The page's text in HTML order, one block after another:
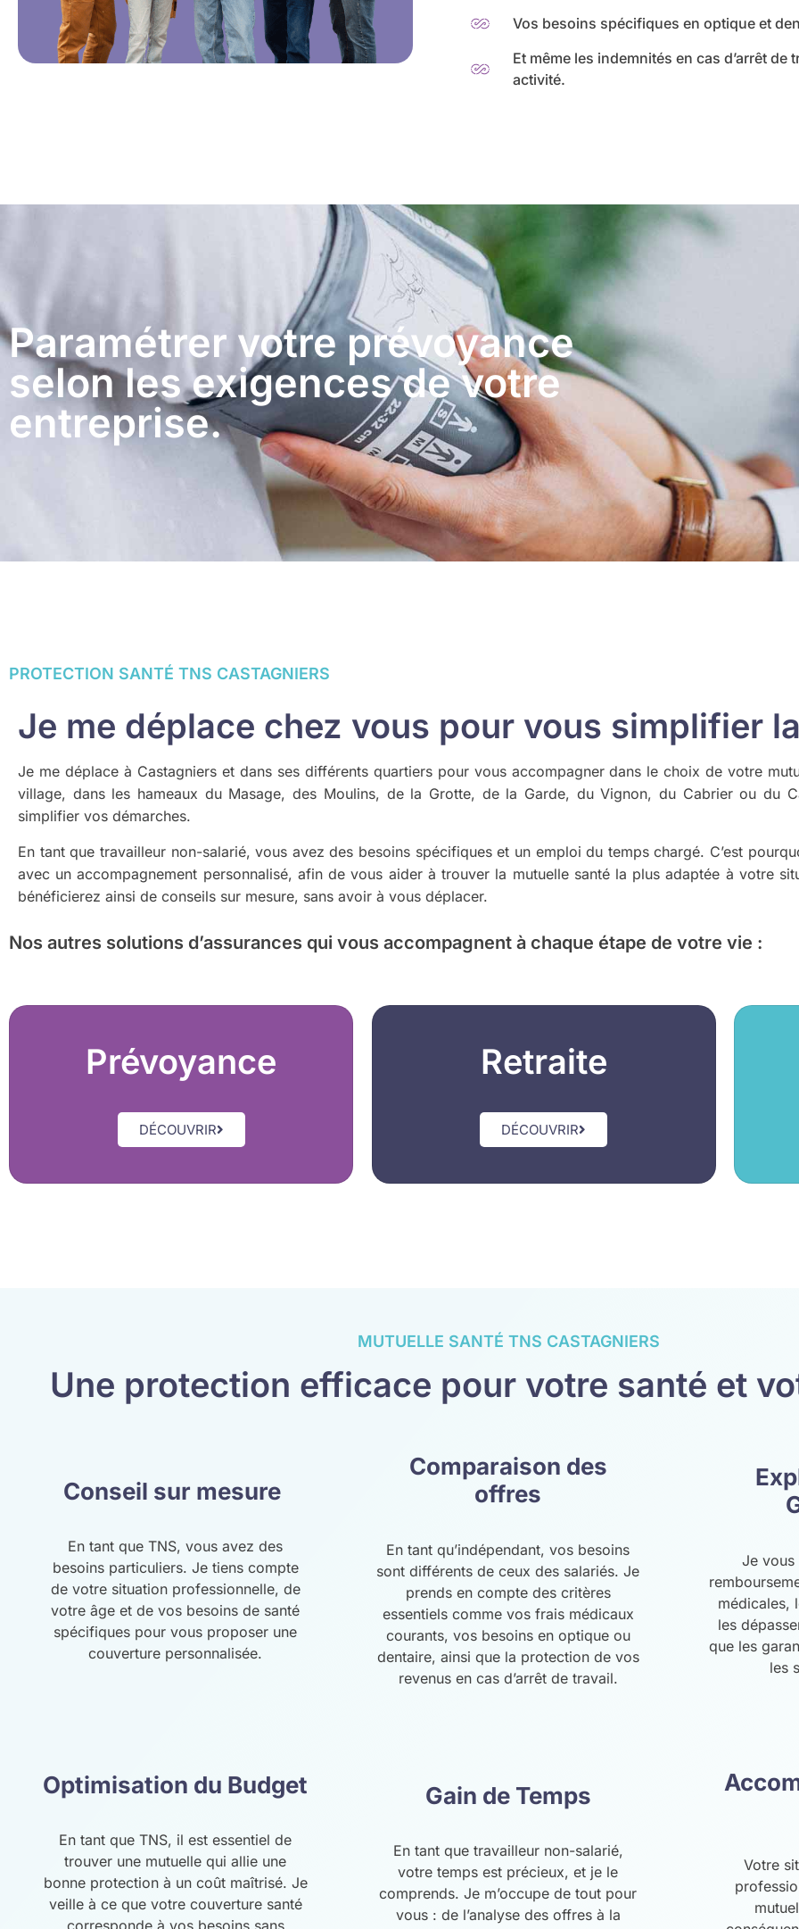
Vos besoins spécifiques en optique et
Et même les indemnités en cas d’arrêt
activité.
Paramétrer votre prévoyance
selon les exigences de votre
entreprise.
PROTECTION SANTÉ TNS CASTAGNIERS
Je me déplace chez vous pour vous simplifier
Je me déplace à Castagniers et dans ses différents quartiers pour vous accompagner dans le choix de votre
village, dans les hameaux du Masage, des Moulins, de la Grotte, de la Garde, du Vignon, du Cabrier ou du
simplifier vos démarches.
En tant que travailleur non-salarié, vous avez des besoins spécifiques et un emploi du temps chargé. C’est
avec un accompagnement personnalisé, afin de vous aider à trouver la mutuelle santé la plus adaptée à votre
bénéficierez ainsi de conseils sur mesure, sans avoir à vous déplacer.
Nos autres solutions d’assurances qui vous accompagnent à chaque étape de votre vie :
Prévoyance
DÉCOUVRIR
Retraite
DÉCOUVRIR
MUTUELLE SANTÉ TNS CASTAGNIERS
Une protection efficace pour votre santé et
Conseil sur mesure
En tant que TNS, vous avez des
besoins particuliers. Je tiens compte
de votre situation professionnelle, de
votre âge et de vos besoins de santé
spécifiques pour vous proposer une
couverture personnalisée.
Comparaison des
offres
En tant qu’indépendant, vos besoins
sont différents de ceux des salariés. Je
prends en compte des critères
essentiels comme vos frais médicaux
courants, vos besoins en optique ou
dentaire, ainsi que la protection de vos
revenus en cas d’arrêt de travail.
Je vous
médicales,
les
que les
les
Optimisation du Budget
En tant que TNS, il est essentiel de
trouver une mutuelle qui allie une
bonne protection à un coût maîtrisé. Je
veille à ce que votre couverture santé
Gain de Temps
En tant que travailleur non-salarié,
votre temps est précieux, et je le
comprends. Je m’occupe de tout pour
vous : de l’analyse des offres à la
Votre